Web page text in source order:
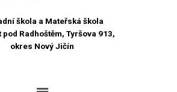
škola a Mateřská škola
pod Radhoštěm, Tyršova 913,
okres Nový Jičín